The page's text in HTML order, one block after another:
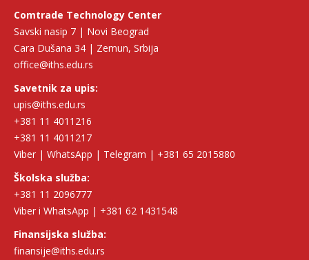
Comtrade Technology Center
Savski nasip 7 | Novi Beograd
Cara Dušana 34 | Zemun, Srbija
office@iths.edu.rs
Savetnik za upis:
upis@iths.edu.rs
+381 11 4011216
+381 11 4011217
Viber | WhatsApp | Telegram | +381 65 2015880
Školska služba:
+381 11 2096777
Viber i WhatsApp | +381 62 1431548
Finansijska služba:
finansije@iths.edu.rs